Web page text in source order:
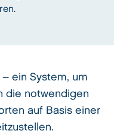
– ein System, um
die notwendigen
auf Basis einer